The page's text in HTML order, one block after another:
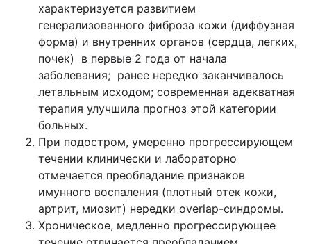
характеризуется развитием
генерализованного фиброза кожи (диффузная
форма) и внутренних органов (сердца, легких,
почек) в первые 2 года от начала
заболевания; ранее нередко заканчивалось
летальным исходом; современная адекватная
терапия улучшила прогноз этой категории
больных.
При подостром, умеренно прогрессирующем
течении клинически и лабораторно
отмечается преобладание признаков
имунного воспаления (плотный отек кожи,
артрит, миозит) нередки overlap-синдромы.
Хроническое, медленно прогрессирующее